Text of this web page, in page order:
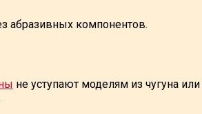
абразивных компонентов.
не уступают моделям из чугуна